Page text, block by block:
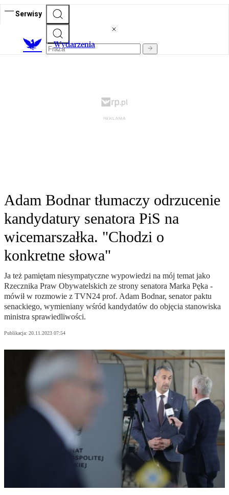
Serwisy
Wydarzenia
Adam Bodnar tłumaczy odrzucenie
kandydatury senatora PiS na
wicemarszałka. "Chodzi o
konkretne słowa"
Ja też pamiętam niesympatyczne wypowiedzi na mój temat jako
Rzecznika Praw Obywatelskich ze strony senatora Marka Pęka -
mówił w rozmowie z TVN24 prof. Adam Bodnar, senator paktu
senackiego, wymieniany wśród kandydatów do objęcia stanowiska
ministra sprawiedliwości.
Publikacja: 20.11.2023 07:54